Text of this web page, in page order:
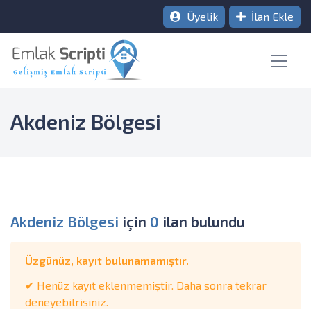
Üyelik İlan Ekle
Akdeniz Bölgesi
Akdeniz Bölgesi için 0 ilan bulundu
Üzgünüz, kayıt bulunamamıştır.
✔ Henüz kayıt eklenmemiştir. Daha sonra tekrar
deneyebilrisiniz.